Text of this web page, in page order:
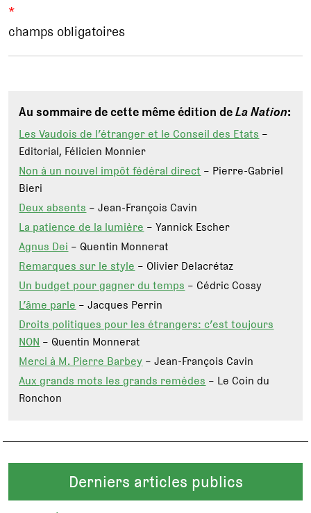
*
champs obligatoires
Au sommaire de cette même édition deLa Nation:
Les Vaudois de l’étranger et le Conseil des Etats –
Editorial, Félicien Monnier
Non à un nouvel impôt fédéral direct – Pierre-Gabriel
Bieri
Deux absents – Jean-François Cavin
La patience de la lumière – Yannick Escher
Agnus Dei – Quentin Monnerat
Remarques sur le style – Olivier Delacrétaz
Un budget pour gagner du temps – Cédric Cossy
L’âme parle – Jacques Perrin
Droits politiques pour les étrangers: c’est toujours
NON – Quentin Monnerat
Merci à M. Pierre Barbey – Jean-François Cavin
Aux grands mots les grands remèdes – Le Coin du
Ronchon
Derniers articles publics